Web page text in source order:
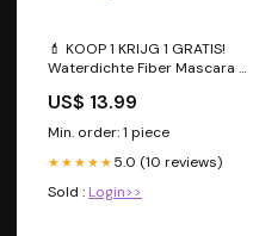
💄 KOOP 1 KRIJG 1 GRATIS!
Waterdichte Fiber Mascara -
verrijkte vezels voor een
klontvrij volume, de hele dag
lang 🌟👁️ QTY:Koop 1 krijg 1
gratis (2st)
US$ 13.99
Min. order: 1 piece
★★★★★ 5.0 (10 reviews)
Sold : Login>>